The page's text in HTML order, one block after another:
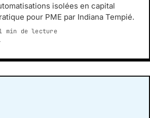
isolées en capital
pour PME par Indiana Tempié.
min de lecture